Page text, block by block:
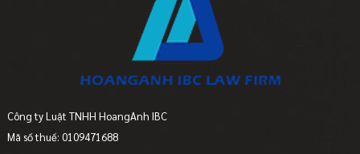
Công ty Luật TNHH HoangAnh IBC
Mã số thuế: 0109471688